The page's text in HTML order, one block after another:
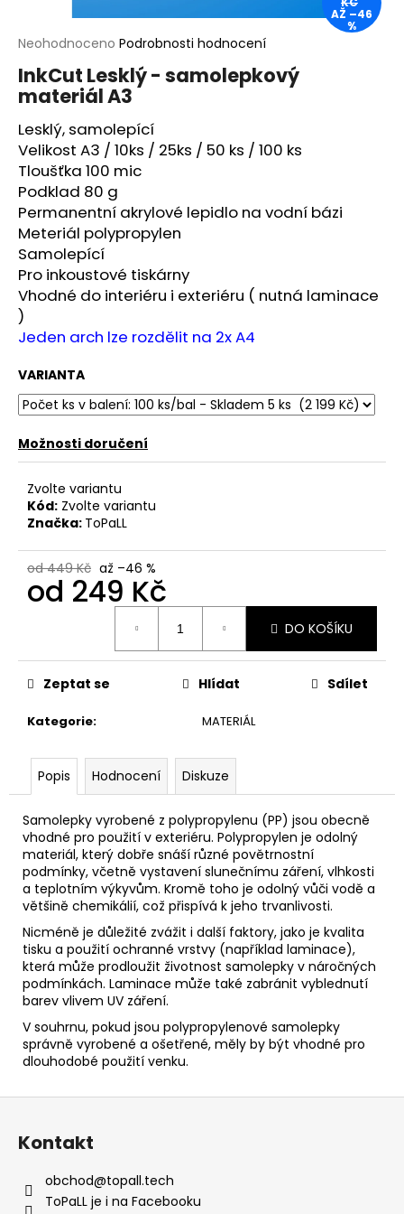
Průměrné
produktu
je
z
5
hvězdiček.
Neohodnoceno Podrobnosti hodnocení
InkCut Lesklý - samolepkový
materiál A3
Lesklý, samolepící
Velikost A3 / 10ks / 25ks / 50 ks / 100 ks
Tloušťka 100 mic
Podklad 80 g
Permanentní akrylové lepidlo na vodní bázi
Meteriál polypropylen
Samolepící
Pro inkoustové tiskárny
Vhodné do interiéru i exteriéru ( nutná laminace
)
Jeden arch lze rozdělit na 2x A4
VARIANTA
Možnosti doručení
Zvolte variantu
Kód: Zvolte variantu
Značka: ToPaLL
od 449 Kč až –46 %
od 249 Kč
DO KOŠÍKU
Kategorie: MATERIÁL
Zeptat se Hlídat Sdílet
AŽ –46
%
Popis Hodnocení Diskuze
Samolepky vyrobené z polypropylenu (PP) jsou obecně
vhodné pro použití v exteriéru. Polypropylen je odolný
materiál, který dobře snáší různé povětrnostní
podmínky, včetně vystavení slunečnímu záření, vlhkosti
a teplotním výkyvům. Kromě toho je odolný vůči vodě a
většině chemikálií, což přispívá k jeho trvanlivosti.
Nicméně je důležité zvážit i další faktory, jako je kvalita
tisku a použití ochranné vrstvy (například laminace),
která může prodloužit životnost samolepky v náročných
podmínkách. Laminace může také zabránit vyblednutí
barev vlivem UV záření.
V souhrnu, pokud jsou polypropylenové samolepky
správně vyrobené a ošetřené, měly by být vhodné pro
dlouhodobé použití venku.
j
í
t
?
HLEDAT
D
o
p
o
r
u
č
j
e
m
e
Kontakt
obchod@topall.tech
ToPaLL je i na Facebooku